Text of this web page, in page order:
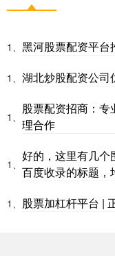
1、 黑河股票配资平台
1、 湖北炒股配资公司
1、
股票配资招商：
理合作
1、
好的，这里有几个
百度收录的标题，
1、 股票加杠杆平台 |